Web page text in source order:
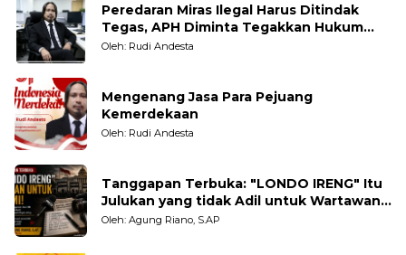
Peredaran Miras Ilegal Harus Ditindak
Tegas, APH Diminta Tegakkan Hukum
Tanpa Pandang Bulu
Oleh: Rudi Andesta
Mengenang Jasa Para Pejuang
Kemerdekaan
Oleh: Rudi Andesta
Tanggapan Terbuka: "LONDO IRENG" Itu
Julukan yang tidak Adil untuk Wartawan,
Pengamat dan LSM
Oleh: Agung Riano, S.AP